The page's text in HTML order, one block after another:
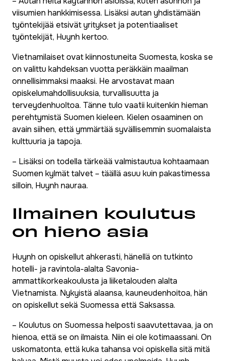
viisumien hankkimisessa. Lisäksi autan yhdistämään
työntekijää etsivät yritykset ja potentiaaliset
työntekijät, Huynh kertoo.
Vietnamilaiset ovat kiinnostuneita Suomesta, koska se
on valittu kahdeksan vuotta peräkkäin maailman
onnellisimmaksi maaksi. He arvostavat maan
opiskelumahdollisuuksia, turvallisuutta ja
terveydenhuoltoa. Tänne tulo vaatii kuitenkin hieman
perehtymistä Suomen kieleen. Kielen osaaminen on
avain siihen, että ymmärtää syvällisemmin suomalaista
kulttuuria ja tapoja.
– Lisäksi on todella tärkeää valmistautua kohtaamaan
Suomen kylmät talvet – täällä asuu kuin pakastimessa
silloin, Huynh nauraa.
Ilmainen koulutus
on hieno asia
Huynh on opiskellut ahkerasti, hänellä on tutkinto
hotelli- ja ravintola-alalta Savonia-
ammattikorkeakoulusta ja liiketalouden alalta
Vietnamista. Nykyistä alaansa, kauneudenhoitoa, hän
on opiskellut sekä Suomessa että Saksassa.
– Koulutus on Suomessa helposti saavutettavaa, ja on
hienoa, että se on ilmaista. Niin ei ole kotimaassani. On
uskomatonta, että kuka tahansa voi opiskella sitä mitä